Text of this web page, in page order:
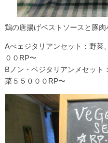
鶏の唐揚げベストソースと豚肉
Aべェジタリアンセット：野菜
００RP〜
Bノン・ベジタリアンメセット
菜５５０００RP〜